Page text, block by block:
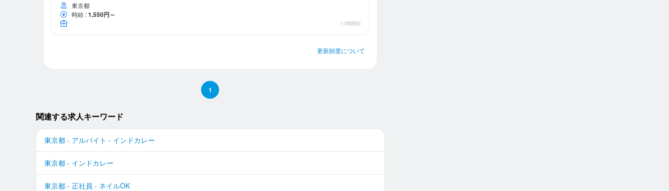
東京都
時給 :1,550円～
11時間前
更新頻度について
1
関連する求人キーワード
東京都 - アルバイト - インドカレー
東京都 - インドカレー
東京都 - 正社員 - ネイルOK